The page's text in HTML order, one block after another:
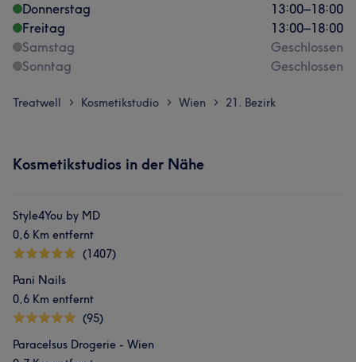
Donnerstag
13:00–18:00
Freitag
13:00–18:00
Samstag
Geschlossen
Sonntag
Geschlossen
Treatwell > Kosmetikstudio > Wien > 21. Bezirk
Kosmetikstudios in der Nähe
Style4You by MD
0,6 Km entfernt
(1407)
Pani Nails
0,6 Km entfernt
(95)
Paracelsus Drogerie - Wien